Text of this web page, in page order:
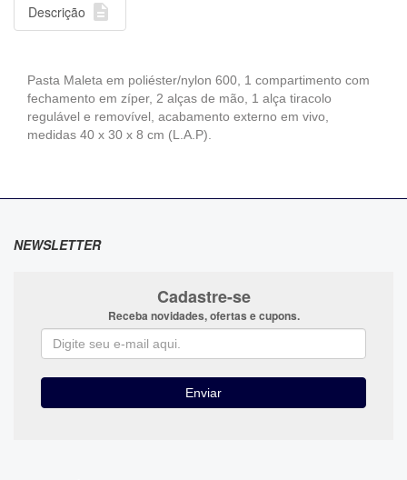
Descrição 
Pasta Maleta em poliéster/nylon 600, 1 compartimento com
fechamento em zíper, 2 alças de mão, 1 alça tiracolo
regulável e removível, acabamento externo em vivo,
medidas 40 x 30 x 8 cm (L.A.P).
NEWSLETTER
Cadastre-se
Receba novidades, ofertas e cupons.